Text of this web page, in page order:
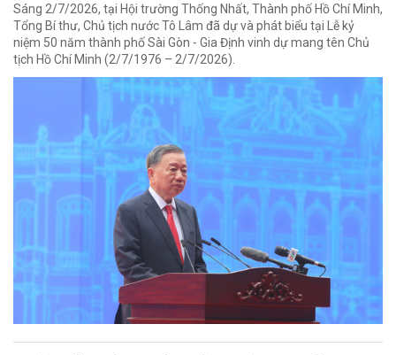
Sáng 2/7/2026, tại Hội trường Thống Nhất, Thành phố Hồ Chí Minh,
Tổng Bí thư, Chủ tịch nước Tô Lâm đã dự và phát biểu tại Lễ kỷ
niệm 50 năm thành phố Sài Gòn - Gia Định vinh dự mang tên Chủ
tịch Hồ Chí Minh (2/7/1976 – 2/7/2026).